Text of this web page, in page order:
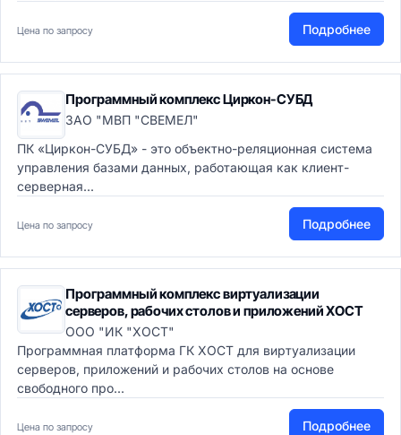
Цена по запросу Подробнее
Программный комплекс Циркон-СУБД
ЗАО "МВП "СВЕМЕЛ"
ПК «Циркон-СУБД» - это объектно-реляционная система
управления базами данных, работающая как клиент-
серверная...
Цена по запросу Подробнее
Программный комплекс виртуализации
серверов, рабочих столов и приложений ХОСТ
ООО "ИК "ХОСТ"
Программная платформа ГК ХОСТ для виртуализации
серверов, приложений и рабочих столов на оcнове
свободного про...
Цена по запросу Подробнее